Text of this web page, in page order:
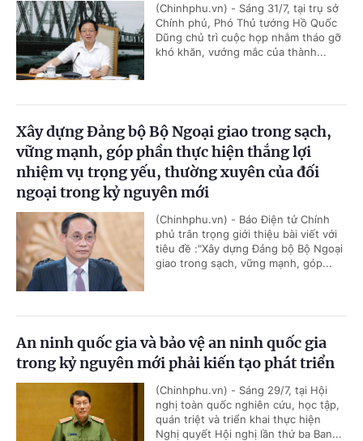
(Chinhphu.vn) - Sáng 31/7, tại trụ sở
Chính phủ, Phó Thủ tướng Hồ Quốc
Dũng chủ trì cuộc họp nhằm tháo gỡ
khó khăn, vướng mắc của thành...
Xây dựng Đảng bộ Bộ Ngoại giao trong sạch,
vững mạnh, góp phần thực hiện thắng lợi
nhiệm vụ trọng yếu, thường xuyên của đối
ngoại trong kỷ nguyên mới
(Chinhphu.vn) - Báo Điện tử Chính
phủ trân trọng giới thiệu bài viết với
tiêu đề :"Xây dựng Đảng bộ Bộ Ngoại
giao trong sạch, vững mạnh, góp...
An ninh quốc gia và bảo vệ an ninh quốc gia
trong kỷ nguyên mới phải kiến tạo phát triển
(Chinhphu.vn) - Sáng 29/7, tại Hội
nghị toàn quốc nghiên cứu, học tập,
quán triệt và triển khai thực hiện
Nghị quyết Hội nghị lần thứ ba Ban...